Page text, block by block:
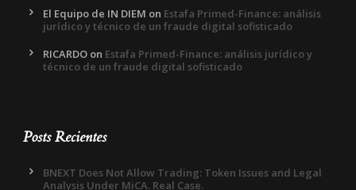
El Equipo de IN DIEM on Estafa Primed-Finance: análisis
jurídico y técnico de un fraude digital sofisticado
RICARDO on Estafa Primed-Finance: análisis jurídico y
técnico de un fraude digital sofisticado
Posts Recientes
BNEXT Does Not Allow Trading: Token Issues and Legal
Analysis Under MiCA. Real Case.